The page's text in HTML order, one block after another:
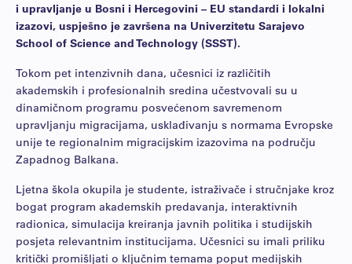
i upravljanje u Bosni i Hercegovini – EU standardi i lokalni
izazovi, uspješno je završena na Univerzitetu Sarajevo
School of Science and Technology (SSST).
Tokom pet intenzivnih dana, učesnici iz različitih
akademskih i profesionalnih sredina učestvovali su u
dinamičnom programu posvećenom savremenom
upravljanju migracijama, usklađivanju s normama Evropske
unije te regionalnim migracijskim izazovima na području
Zapadnog Balkana.
Ljetna škola okupila je studente, istraživače i stručnjake kroz
bogat program akademskih predavanja, interaktivnih
radionica, simulacija kreiranja javnih politika i studijskih
posjeta relevantnim institucijama. Učesnici su imali priliku
kritički promišljati o ključnim temama poput medijskih